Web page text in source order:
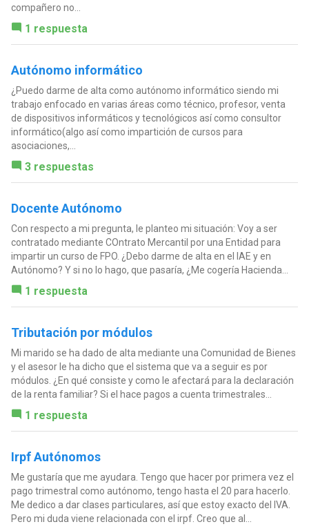
compañero no...
1 respuesta
Autónomo informático
¿Puedo darme de alta como autónomo informático siendo mi
trabajo enfocado en varias áreas como técnico, profesor, venta
de dispositivos informáticos y tecnológicos así como consultor
informático(algo así como impartición de cursos para
asociaciones,...
3 respuestas
Docente Autónomo
Con respecto a mi pregunta, le planteo mi situación: Voy a ser
contratado mediante COntrato Mercantil por una Entidad para
impartir un curso de FPO. ¿Debo darme de alta en el IAE y en
Autónomo? Y si no lo hago, que pasaría, ¿Me cogería Hacienda...
1 respuesta
Tributación por módulos
Mi marido se ha dado de alta mediante una Comunidad de Bienes
y el asesor le ha dicho que el sistema que va a seguir es por
módulos. ¿En qué consiste y como le afectará para la declaración
de la renta familiar? Si el hace pagos a cuenta trimestrales...
1 respuesta
Irpf Autónomos
Me gustaría que me ayudara. Tengo que hacer por primera vez el
pago trimestral como autónomo, tengo hasta el 20 para hacerlo.
Me dedico a dar clases particulares, así que estoy exacto del IVA.
Pero mi duda viene relacionada con el irpf. Creo que al...